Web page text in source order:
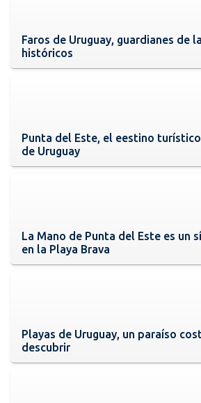
Faros de Uruguay, guardianes de
históricos
Punta del Este, el eestino
de Uruguay
La Mano de Punta del Este es un
en la Playa Brava
Playas de Uruguay, un paraíso
descubrir